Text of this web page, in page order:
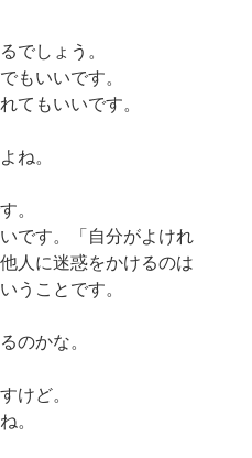
でしょう。
もいいです。
てもいいです。
ね。
。
です。「自分がよけれ
人に迷惑をかけるのは
うことです。
のかな。
けど。
。